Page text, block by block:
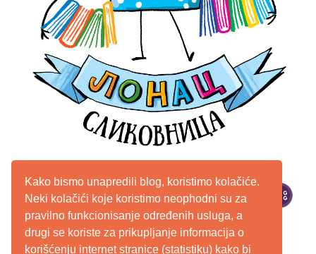
Kako bismo unapredili blog, koristimo kolačiće.
Neki kolačići koje koristimo neophodni su za
pravilno funkcionisanje određenih usluga, a
drugi se koriste za prikupljanje informacija o
korišćenju internet stranice (statistiku) kako bi